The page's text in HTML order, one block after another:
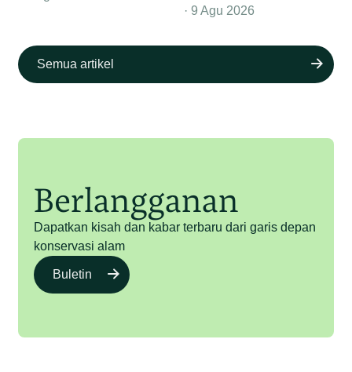
9 Agu 2026
Semua artikel
Berlangganan
Dapatkan kisah dan kabar terbaru dari garis depan
konservasi alam
Buletin